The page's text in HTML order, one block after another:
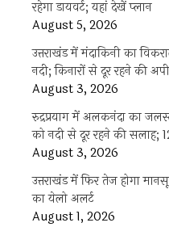
रहेगा डायवर्ट; यहां देखें प्‍लान
August 5, 2026
उत्तराखंड में मंदाकिनी का
नदी; किनारों से दूर रहने की
August 3, 2026
रुद्रप्रयाग में अलकनंदा का
को नदी से दूर रहने की सलाह;
August 3, 2026
उत्तराखंड में फिर तेज होगा
का येलो अलर्ट
August 1, 2026